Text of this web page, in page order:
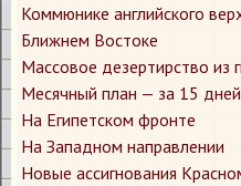
Коммюнике английского
Ближнем Востоке
Массовое дезертирство из
Месячный план — за 15 дней
На Египетском фронте
На Западном направлении
Новые ассигнования